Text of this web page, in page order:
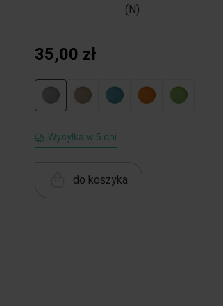
(N)
35,00 zł
Wysyłka w 5 dni
do koszyka